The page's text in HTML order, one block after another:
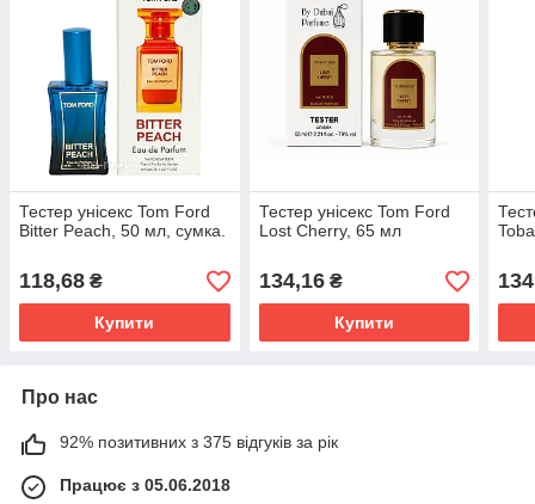
Тестер унісекс Tom Ford
Bitter Peach, 50 мл, сумка.
118,68 ₴
Купити
Тестер унісекс Tom Ford
Lost Cherry, 65 мл
134,16₴
Купити
Про нас
92% позитивних з 375 відгуків за рік
Працює з 05.06.2018